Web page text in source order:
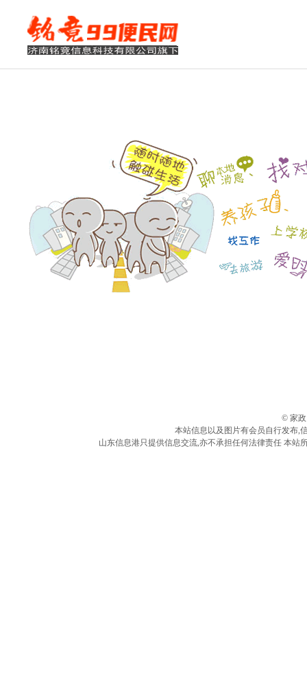
© 家
本站信息以及图片有会员自行发布,
山东信息港只提供信息交流,亦不承担任何法律责任 本站